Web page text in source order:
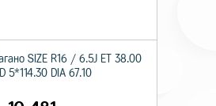
SIZE R16 / 6.5J ET 38.00
5*114.30 DIA 67.10